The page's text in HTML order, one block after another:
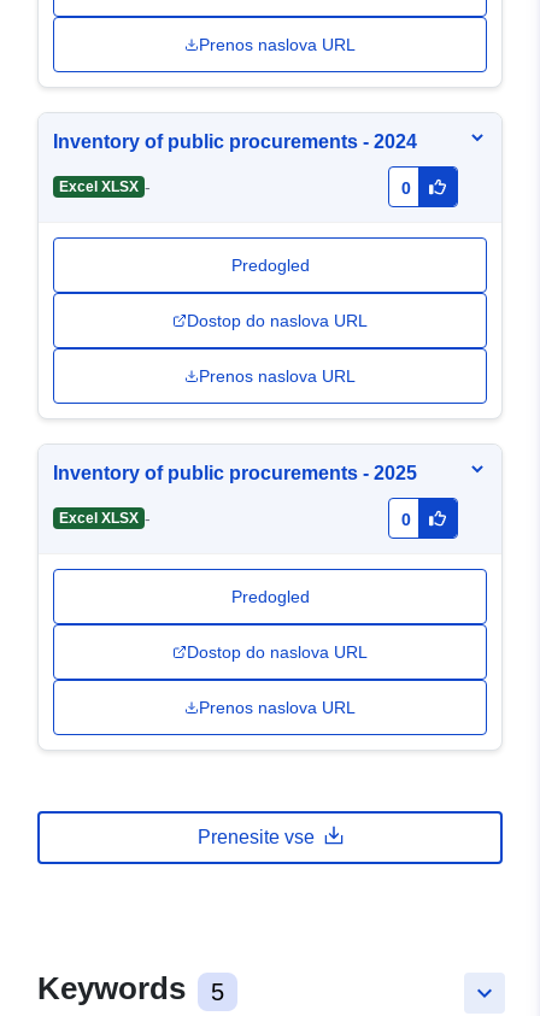
Prenos naslova URL
Inventory of public procurements - 2024
Excel XLSX - 0
Predogled
Dostop do naslova URL
Prenos naslova URL
Inventory of public procurements - 2025
Excel XLSX - 0
Predogled
Dostop do naslova URL
Prenos naslova URL
Prenesite vse
keyboard_arrow_down
Keywords 5